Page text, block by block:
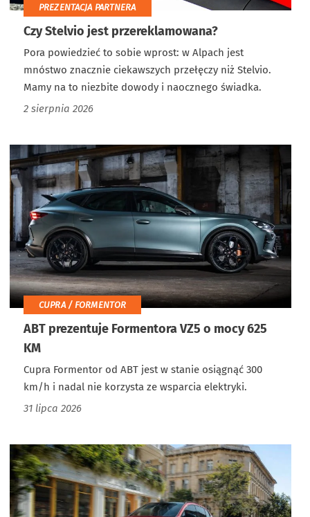
PREZENTACJA PARTNERA
Czy Stelvio jest przereklamowana?
Pora powiedzieć to sobie wprost: w Alpach jest
mnóstwo znacznie ciekawszych przełęczy niż Stelvio.
Mamy na to niezbite dowody i naocznego świadka.
2 sierpnia 2026
CUPRA / FORMENTOR
ABT prezentuje Formentora VZ5 o mocy 625
KM
Cupra Formentor od ABT jest w stanie osiągnąć 300
km/h i nadal nie korzysta ze wsparcia elektryki.
31 lipca 2026